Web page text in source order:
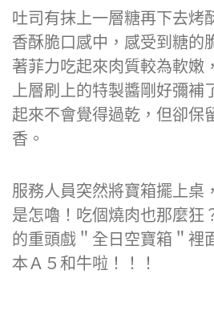
吐司有抹上一層糖再下去烤
香酥脆口感中，感受到糖的
著菲力吃起來肉質較為軟嫩
上層刷上的特製醬剛好彌補
起來不會覺得過乾，但卻保
服務人員突然將寶箱擺上桌
是怎嚕！吃個燒肉也那麼狂
的重頭戲＂全日空寶箱＂裡